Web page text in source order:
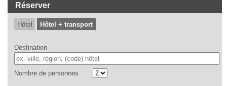
Réserver
Hôtel Hôtel + transport
Destination
Nombre de personnes